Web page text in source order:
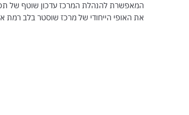
המאפשרת להנהלת המרכז עדכון שוטף של
את האופי הייחודי של מרכז שוסטר בלב רמת